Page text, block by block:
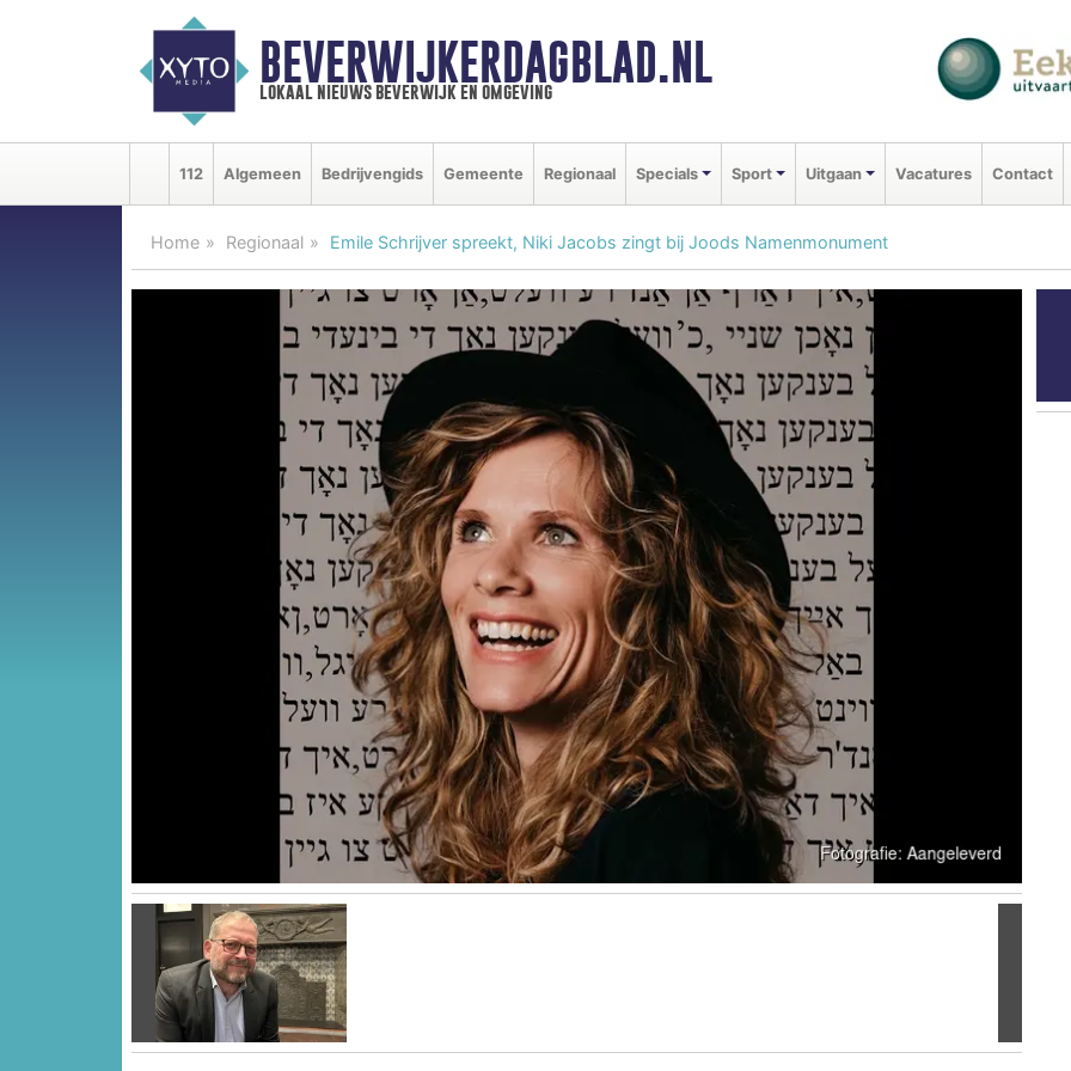
BEVERWIJKERDAGBLAD.NL
lokaal nieuws beverwijk en omgeving
112 Algemeen Bedrijvengids Gemeente Regionaal Specials Sport Uitgaan Vacatures Contact
Home Regionaal Emile Schrijver spreekt, Niki Jacobs zingt bij Joods Namenmonument
Vorige